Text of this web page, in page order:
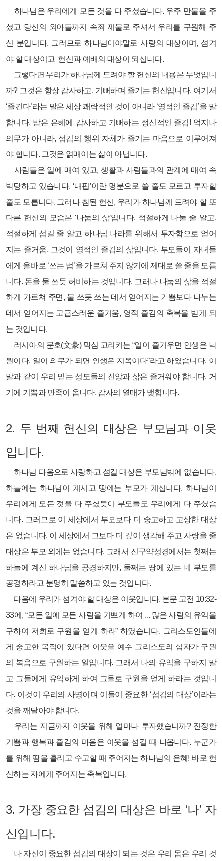
하나님은 우리에게 모든 것을 다 주셨습니다. 우주 만물을 주
셨고 당신의 외아들까지 속죄 제물로 주셔서 우리를 구원해 주
신 분입니다. 그러므로 하나님이야말로 사랑의 대상이며, 섬겨
야 할 대상이고, 헌신과 예배의 대상이 되십니다.
그렇다면 우리가 하나님께 드려야 할 헌신의 내용은 무엇입니
까? 그것은 항상 감사하고, 기뻐하며 즐기는 헌신입니다. 여기서
‘즐긴다’라는 말은 세상 쾌락적인 것이 아니라 ‘영적인 즐김’을 말
합니다. 받은 은혜에 감사하고 기뻐하는 정신적인 즐김! 억지나
의무가 아니라, 섬김의 행위 자체가 즐기는 마음으로 이루어져
야 합니다. 그것은 얽매이는 삶이 아닙니다.
사람들은 일에 매여 있고, 생활과 사람들과의 관계에 매여 속
박당하고 있습니다. ‘내핍’이란 명분으로 쓸 줄도 모르고 투자할
줄도 모릅니다. 그러나 참된 헌신, 우리가 하나님께 드려야 할 또
다른 헌신의 모습은 ‘나눔의 삶’입니다. 적절하게 나눌 줄 알고,
적절하게 섬길 줄 알고 하나님 나라를 위해서 투자함으로 얻어
지는 즐거움, 그것이 영적인 즐김의 삶입니다. 부모들이 자녀들
에게 올바로 ‘쓰는 법’을 가르쳐 주지 않기에 제대로 쓸 줄을 모릅
니다. 돈을 물 쓰듯 허비하는 것입니다. 그러나 나눔의 삶을 적절
하게 가르쳐 주면, 물 쓰듯 쓰는 데서 얻어지는 기쁨보다 나누는
데서 얻어지는 고급스러운 즐거움, 영적 즐김의 축복을 받게 되
는 것입니다.
러시아의 문호(文豪) 막심 고리키는 “일이 즐거우면 인생은 낙
원이다. 일이 의무가 되면 인생은 지옥이다”라고 하였습니다. 이
말과 같이 우리 믿는 성도들의 신앙과 삶은 즐거워야 합니다. 거
기에 기쁨과 만족이 옵니다. 감사의 열매가 맺힙니다.
2. 두 번째 헌신의 대상은 부모님과 이웃
입니다.
하나님 다음으로 사랑하고 섬길 대상은 부모님밖에 없습니다.
하늘에는 하나님이 계시고 땅에는 부모가 계십니다. 하나님이
우리에게 모든 것을 다 주셨듯이 부모들도 우리에게 다 주셨습
니다. 그러므로 이 세상에서 부모보다 더 숭고하고 고상한 대상
은 없습니다. 이 세상에서 그보다 더 깊이 생각해 주고 사랑을 줄
대상은 부모 외에는 없습니다. 그래서 신구약성경에서는 첫째는
하늘에 계신 하나님을 공경하지만, 둘째는 땅에 있는 네 부모를
공경하라고 분명히 말씀하고 있는 것입니다.
다음에 우리가 섬겨야 할 대상은 이웃입니다. 본문 고전 10:32-
33에, “모든 일에 모든 사람을 기쁘게 하여 ... 많은 사람의 유익을
구하여 저희로 구원을 얻게 하라” 하였습니다. 그리스도인들에
게 숭고한 목적이 있다면 이웃을 예수 그리스도의 십자가 구원
의 복음으로 구원하는 일입니다. 그래서 나의 유익을 구하지 말
고 그들에게 유익하게 하여 그들로 구원을 얻게 하라는 것입니
다. 이것이 우리의 사명이며 이들이 중요한 ‘섬김의 대상’이라는
것을 깨달아야 합니다.
우리는 지금까지 이웃을 위해 얼마나 투자했습니까? 진정한
기쁨과 행복과 즐김의 마음은 이웃을 섬길 때 나옵니다. 누군가
를 위해 땀을 흘리고 수고할 때 주어지는 하나님의 은혜! 바로 헌
신하는 자에게 주어지는 축복입니다.
3. 가장 중요한 섬김의 대상은 바로 ‘나’ 자
신입니다.
나 자신이 중요한 섬김의 대상이 되는 것은 우리 몸은 우리 것